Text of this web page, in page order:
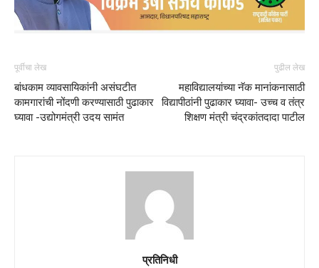
पूर्वीचा लेख
बांधकाम व्यावसायिकांनी असंघटीत
कामगारांची नोंदणी करण्यासाठी पुढाकार
घ्यावा -उद्योगमंत्री उदय सामंत
पुढील लेख
महाविद्यालयांच्या नॅक मानांकनासाठी
विद्यापीठांनी पुढाकार घ्यावा- उच्च व तंत्र
शिक्षण मंत्री चंद्रकांतदादा पाटील
प्रतिनिधी